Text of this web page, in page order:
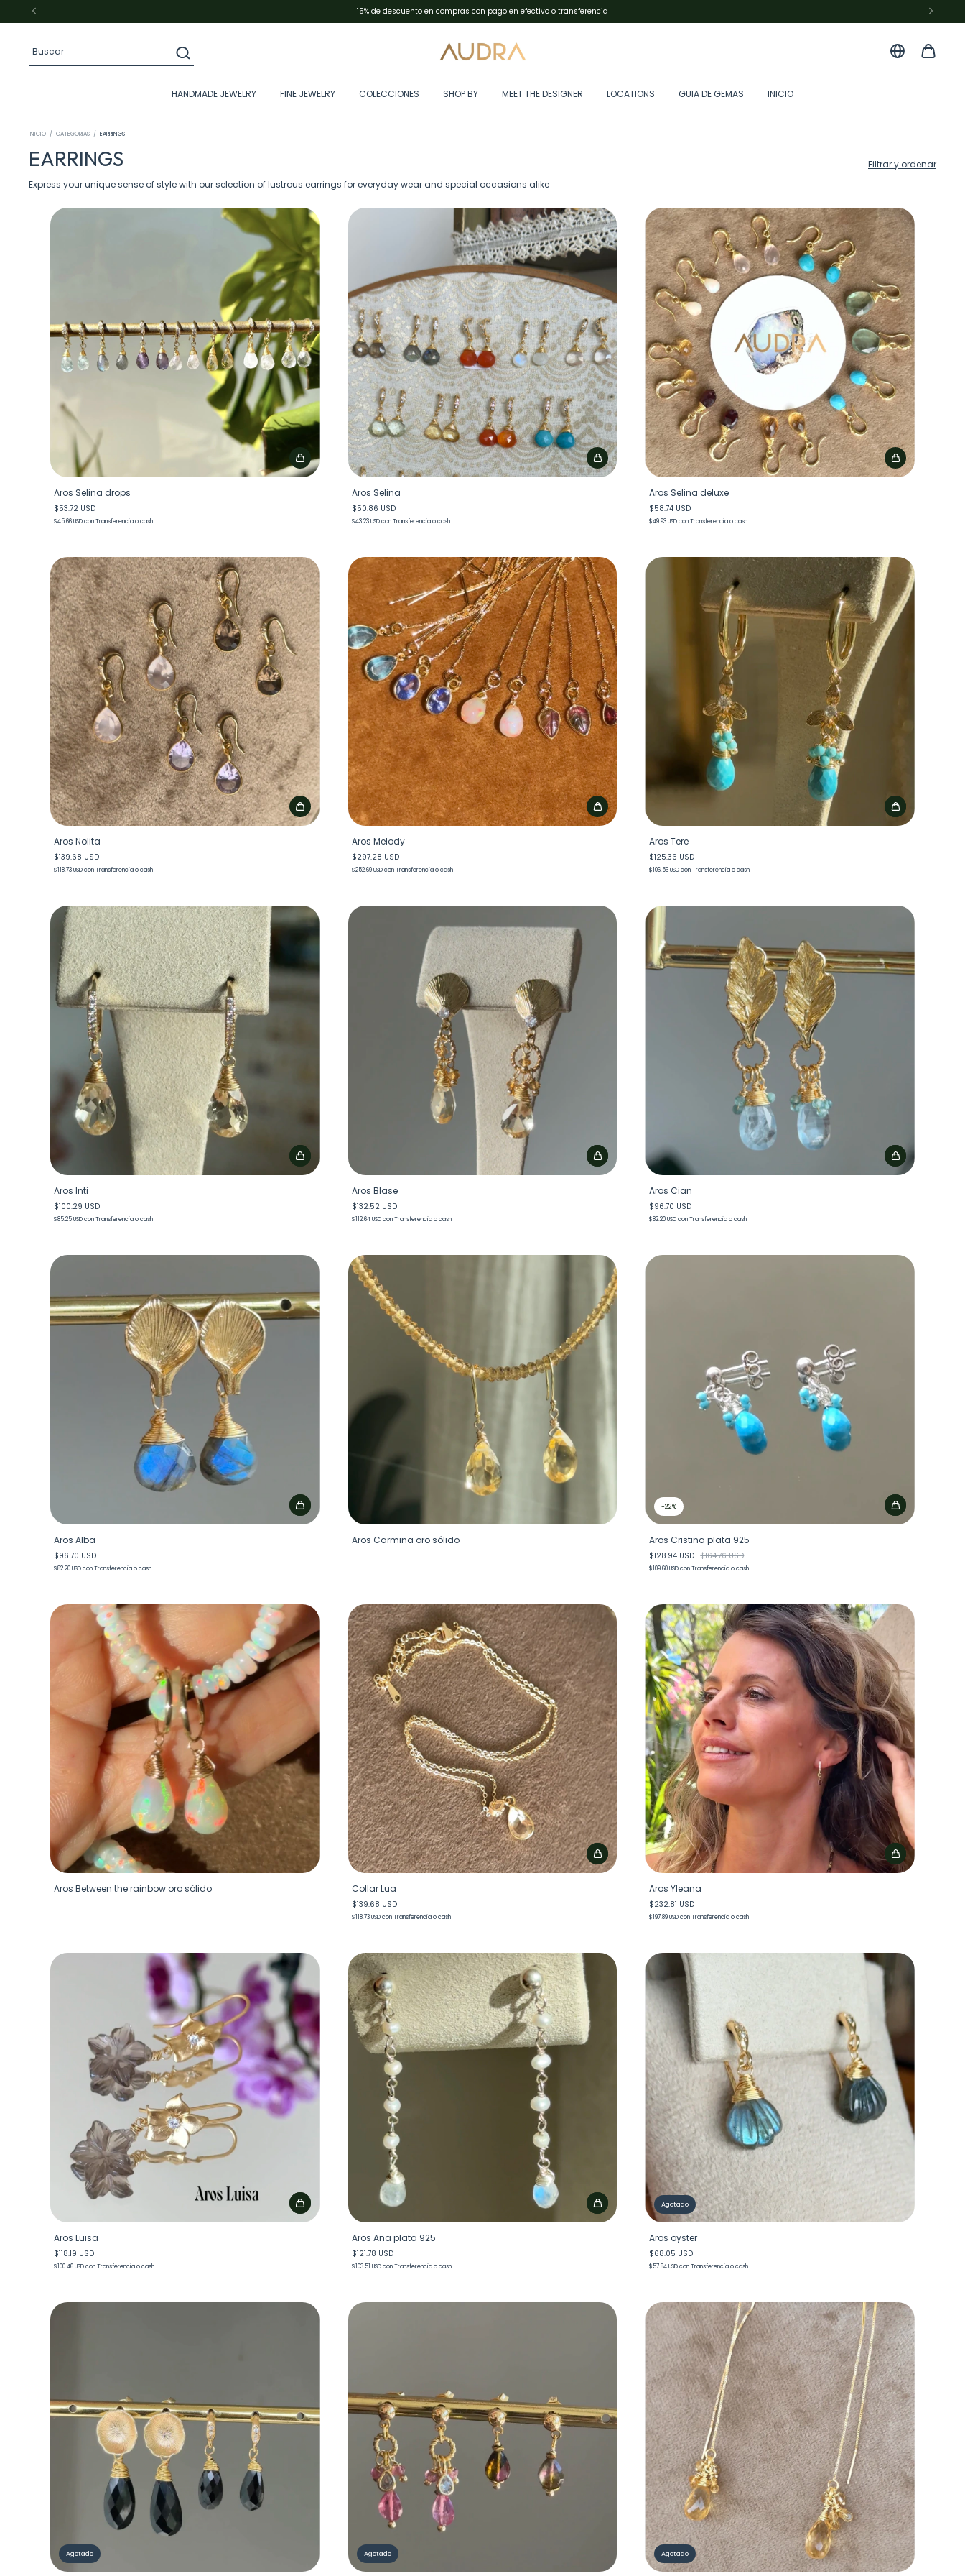
Envíos en Argentina con Andreani✨resto del mundo con DHL Express
HANDMADE JEWELRY FINE JEWELRY COLECCIONES SHOP BY MEET THE DESIGNER LOCATIONS GUIA DE GEMAS INICIO
INICIO / CATEGORIAS / EARRINGS
EARRINGS
Filtrar y ordenar
Express your unique sense of style with our selection of lustrous earrings for everyday wear and special occasions alike
Aros Selina drops
$53.72 USD
$45.66 USDconTransferencia o cash
Aros Selina
$50.86 USD
$43.23 USDcon Transferencia o cash
Aros Selina deluxe
$58.74 USD
$49.93 USDcon Transferencia o cash
Aros Nolita
$139.68 USD
$118.73 USDconTransferencia o cash
Aros Melody
$297.28 USD
$252.69 USDcon Transferencia o cash
Aros Tere
$125.36 USD
$106.56 USDcon Transferencia o cash
Aros Inti
$100.29 USD
$85.25 USDconTransferencia o cash
Aros Blase
$132.52 USD
$112.64 USDcon Transferencia o cash
Aros Cian
$96.70 USD
$82.20 USDcon Transferencia o cash
Aros Alba
$96.70 USD
$82.20 USDconTransferencia o cash
Aros Carmina oro sólido
-22%
Aros Cristina plata 925
$128.94 USD $164.76 USD
$109.60 USDcon Transferencia o cash
Aros Between the rainbow oro sólido Collar Lua
$139.68 USD
$118.73 USDcon Transferencia o cash
Aros Yleana
$232.81 USD
$197.89 USDcon Transferencia o cash
Aros Luisa
$118.19 USD
$100.46 USDconTransferencia o cash
Aros Ana plata 925
$121.78 USD
$103.51 USDcon Transferencia o cash
Agotado
Aros oyster
$68.05 USD
$57.84 USDcon Transferencia o cash
Agotado Agotado Agotado